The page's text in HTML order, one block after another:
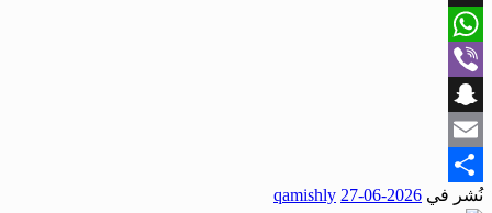
X
WhatsApp
Viber
Snapchat
Email
Share
نُشر في 2026-06-27
qamishly